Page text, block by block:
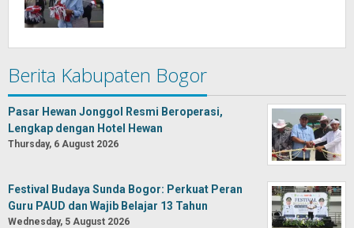
Berita Kabupaten Bogor
Pasar Hewan Jonggol Resmi Beroperasi,
Lengkap dengan Hotel Hewan
Thursday, 6 August 2026
Festival Budaya Sunda Bogor: Perkuat Peran
Guru PAUD dan Wajib Belajar 13 Tahun
Wednesday, 5 August 2026